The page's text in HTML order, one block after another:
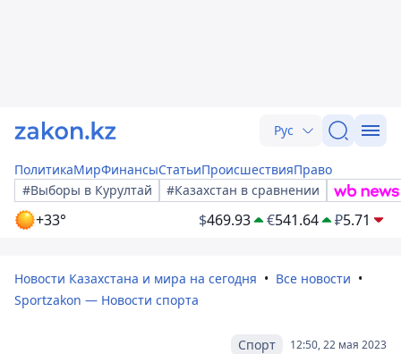
Рус
ПолитикаМирФинансыСтатьиПроисшествияПраво
#Выборы в Курултай
#Казахстан в сравнении
+33° $469.93 €541.64 ₽5.71
Новости Казахстана и мира на сегодня
Все новости
Sportzakon — Новости спорта
12:50, 22 мая 2023
Спорт